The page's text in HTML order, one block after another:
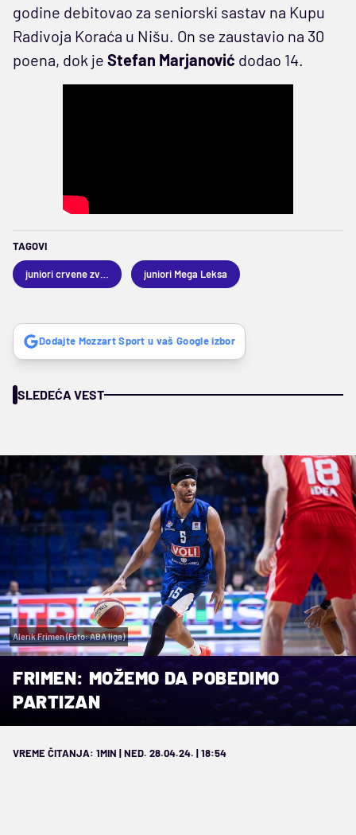
godine debitovao za seniorski sastav na Kupu
Radivoja Koraća u Nišu. On se zaustavio na 30
poena, dok je Stefan Marjanović dodao 14.
TAGOVI
juniori Mega Leksa
Dodajte Mozzart Sport u vaš Google izbor
SLEDEĆA VEST
Alerik Frimen (Foto: ABA liga)
FRIMEN: MOŽEMO DA POBEDIMO
PARTIZAN
VREME ČITANJA: 1MIN | NED. 28.04.24. | 18:54